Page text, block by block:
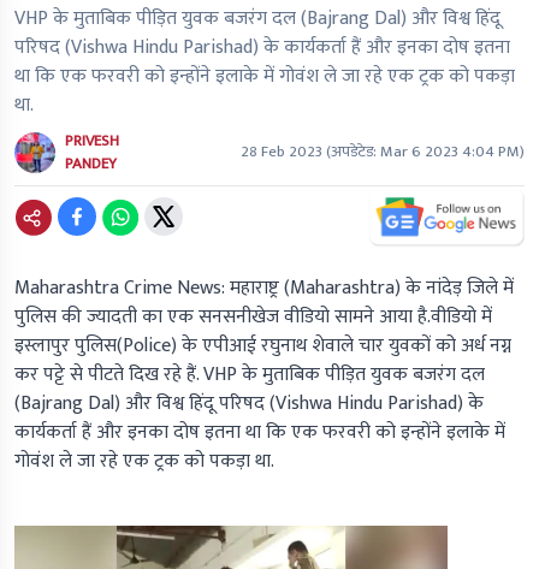
VHP के मुताबिक पीड़ित युवक बजरंग दल (Bajrang Dal) और विश्व हिंदू
परिषद (Vishwa Hindu Parishad) के कार्यकर्ता हैं और इनका दोष इतना
था कि एक फरवरी को इन्होंने इलाके में गोवंश ले जा रहे एक ट्रक को पकड़ा
था.
PRIVESH
PANDEY
28 Feb 2023(अपडेटेड:Mar 6 2023 4:04 PM)
Maharashtra Crime News: महाराष्ट्र (Maharashtra) के नांदेड़ जिले में
पुलिस की ज्यादती का एक सनसनीखेज वीडियो सामने आया है.वीडियो में
इस्लापुर पुलिस(Police) के एपीआई रघुनाथ शेवाले चार युवकों को अर्ध नग्न
कर पट्टे से पीटते दिख रहे हैं. VHP के मुताबिक पीड़ित युवक बजरंग दल
(Bajrang Dal) और विश्व हिंदू परिषद (Vishwa Hindu Parishad) के
कार्यकर्ता हैं और इनका दोष इतना था कि एक फरवरी को इन्होंने इलाके में
गोवंश ले जा रहे एक ट्रक को पकड़ा था.